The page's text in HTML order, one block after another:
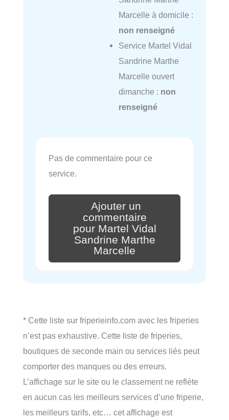
Marcelle à domicile :
non renseigné
Service Martel Vidal
Sandrine Marthe
Marcelle ouvert
dimanche : non
renseigné
Pas de commentaire pour ce
service.
Ajouter un
commentaire
pour Martel Vidal
Sandrine Marthe
Marcelle
* Cette liste sur friperieinfo.com avec les friperies
n’est pas exhaustive. Cette liste de friperies,
boutiques de seconde main ou services liés peut
comporter des manques ou des erreurs.
L’affichage sur le site ou le classement ne reflète
en aucun cas les meilleurs services d’une friperie,
les meilleurs tarifs, etc… cet affichage est